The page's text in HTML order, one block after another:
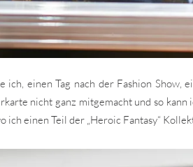
ich, einen Tag nach der Fashion
nicht ganz mitgemacht und so
ich einen Teil der „Heroic Fantasy“